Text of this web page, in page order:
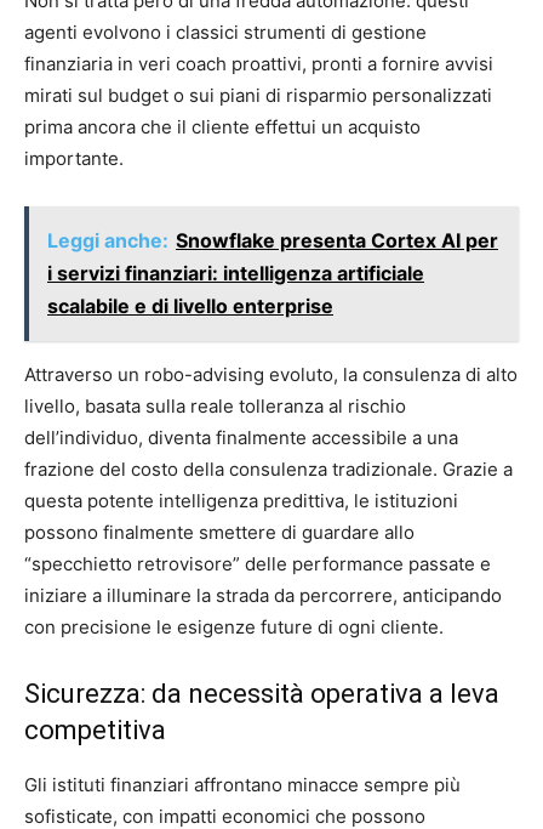
agenti evolvono i classici strumenti di gestione
finanziaria in veri coach proattivi, pronti a fornire avvisi
mirati sul budget o sui piani di risparmio personalizzati
prima ancora che il cliente effettui un acquisto
importante.
Leggi anche: Snowflake presenta Cortex AI per
i servizi finanziari: intelligenza artificiale
scalabile e di livello enterprise
Attraverso un robo-advising evoluto, la consulenza di alto
livello, basata sulla reale tolleranza al rischio
dell’individuo, diventa finalmente accessibile a una
frazione del costo della consulenza tradizionale. Grazie a
questa potente intelligenza predittiva, le istituzioni
possono finalmente smettere di guardare allo
“specchietto retrovisore” delle performance passate e
iniziare a illuminare la strada da percorrere, anticipando
con precisione le esigenze future di ogni cliente.
Sicurezza: da necessità operativa a leva
competitiva
Gli istituti finanziari affrontano minacce sempre più
sofisticate, con impatti economici che possono